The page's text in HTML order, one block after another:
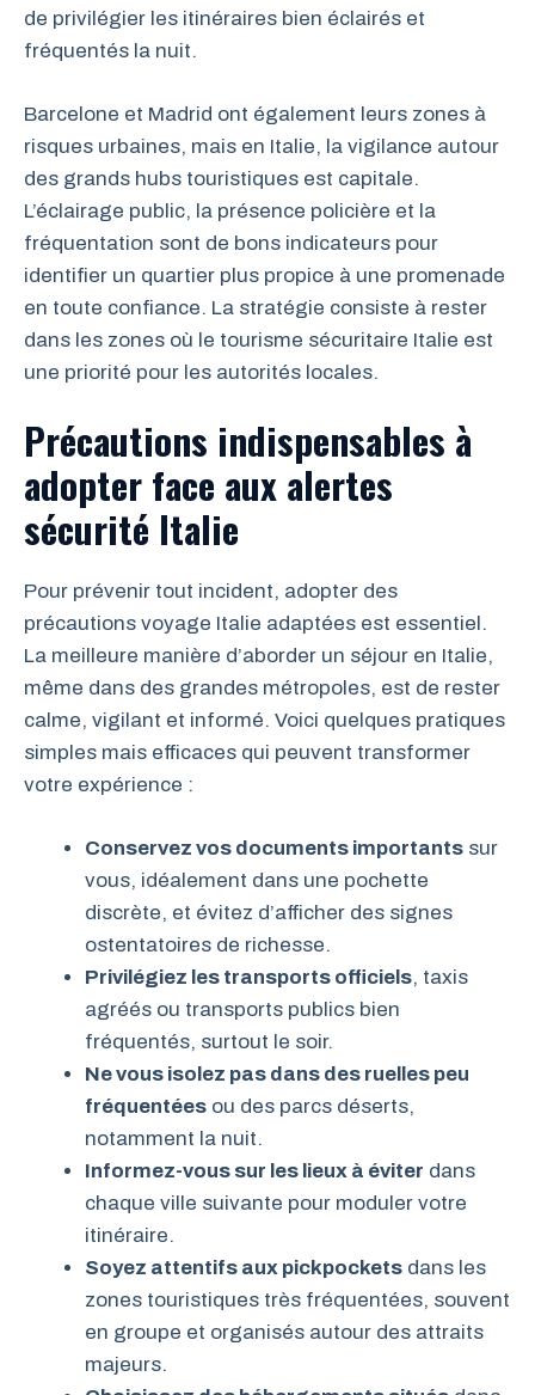
de privilégier les itinéraires bien éclairés et
fréquentés la nuit.
Barcelone et Madrid ont également leurs zones à
risques urbaines, mais en Italie, la vigilance autour
des grands hubs touristiques est capitale.
L’éclairage public, la présence policière et la
fréquentation sont de bons indicateurs pour
identifier un quartier plus propice à une promenade
en toute confiance. La stratégie consiste à rester
dans les zones où le tourisme sécuritaire Italie est
une priorité pour les autorités locales.
Précautions indispensables à
adopter face aux alertes
sécurité Italie
Pour prévenir tout incident, adopter des
précautions voyage Italie adaptées est essentiel.
La meilleure manière d’aborder un séjour en Italie,
même dans des grandes métropoles, est de rester
calme, vigilant et informé. Voici quelques pratiques
simples mais efficaces qui peuvent transformer
votre expérience :
Conservez vos documents importants sur
vous, idéalement dans une pochette
discrète, et évitez d’afficher des signes
ostentatoires de richesse.
Privilégiez les transports officiels, taxis
agréés ou transports publics bien
fréquentés, surtout le soir.
Ne vous isolez pas dans des ruelles peu
fréquentées ou des parcs déserts,
notamment la nuit.
Informez-vous sur les lieux à éviter dans
chaque ville suivante pour moduler votre
itinéraire.
Soyez attentifs aux pickpockets dans les
zones touristiques très fréquentées, souvent
en groupe et organisés autour des attraits
majeurs.